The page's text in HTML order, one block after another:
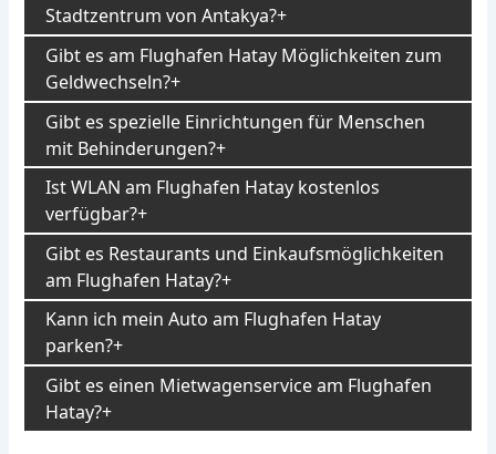
Stadtzentrum von Antakya?
Gibt es am Flughafen Hatay Möglichkeiten zum
Geldwechseln?
Gibt es spezielle Einrichtungen für Menschen
mit Behinderungen?
Ist WLAN am Flughafen Hatay kostenlos
verfügbar?
Gibt es Restaurants und Einkaufsmöglichkeiten
am Flughafen Hatay?
Kann ich mein Auto am Flughafen Hatay
parken?
Gibt es einen Mietwagenservice am Flughafen
Hatay?